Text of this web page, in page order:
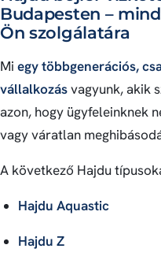
Budapesten –
Ön szolgálatára
Mi egy többgenerációs,
vállalkozásvagyunk, akik
azon, hogy ügyfeleinknek
vagy váratlan
A következő Hajdu
Hajdu Aquastic
Hajdu Z